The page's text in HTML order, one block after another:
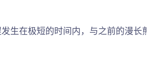
生在极短的时间内，与之前的漫长